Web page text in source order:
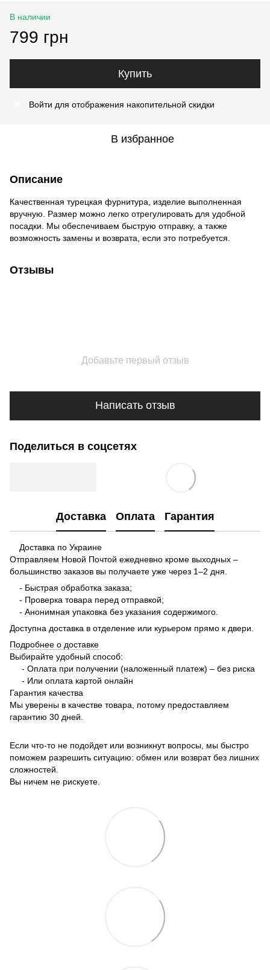
В наличии
799 грн
Купить
Войти для отображения накопительной скидки
В избранное
Описание
Качественная турецкая фурнитура, изделие выполненная
вручную. Размер можно легко отрегулировать для удобной
посадки. Мы обеспечиваем быструю отправку, а также
возможность замены и возврата, если это потребуется.
Отзывы
Добавьте первый отзыв
Написать отзыв
Поделиться в соцсетях
Доставка Оплата Гарантия
Доставка по Украине
Отправляем Новой Почтой ежедневно кроме выходных –
большинство заказов вы получаете уже через 1–2 дня.
- Быстрая обработка заказа;
- Проверка товара перед отправкой;
- Анонимная упаковка без указания содержимого.
Доступна доставка в отделение или курьером прямо к двери.
Подробнее о доставке
Выбирайте удобный способ:
- Оплата при получении (наложенный платеж) – без риска
- Или оплата картой онлайн
Гарантия качества
Мы уверены в качестве товара, потому предоставляем
гарантию 30 дней.
Если что-то не подойдет или возникнут вопросы, мы быстро
поможем разрешить ситуацию: обмен или возврат без лишних
сложностей.
Вы ничем не рискуете.